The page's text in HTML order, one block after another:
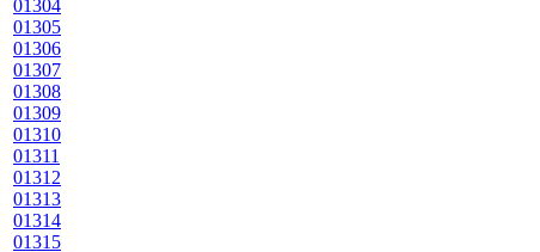
01304
01305
01306
01307
01308
01309
01310
01311
01312
01313
01314
01315